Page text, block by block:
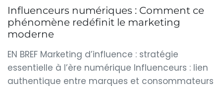
Influenceurs numériques : Comment ce
phénomène redéfinit le marketing
moderne
EN BREF Marketing d’influence : stratégie
essentielle à l’ère numérique Influenceurs : lien
authentique entre marques et consommateurs